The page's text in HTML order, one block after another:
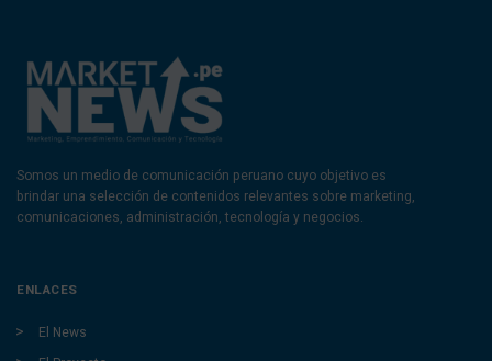
Somos un medio de comunicación peruano cuyo objetivo es
brindar una selección de contenidos relevantes sobre marketing,
comunicaciones, administración, tecnología y negocios.
ENLACES
El News